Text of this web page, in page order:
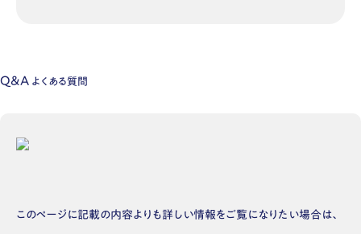
Q&A よくある質問
このページに記載の内容よりも詳しい情報をご覧になりたい場合は、